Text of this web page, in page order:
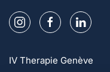
IV Therapie Genève